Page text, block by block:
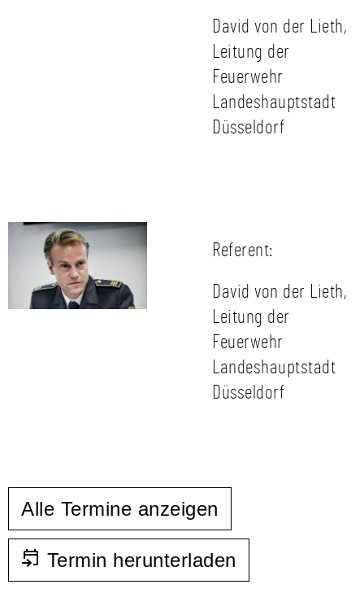
David von der Lieth,
Leitung der
Feuerwehr
Landeshauptstadt
Düsseldorf
Referent:
David von der Lieth,
Leitung der
Feuerwehr
Landeshauptstadt
Düsseldorf
Alle Termine anzeigen
Termin herunterladen